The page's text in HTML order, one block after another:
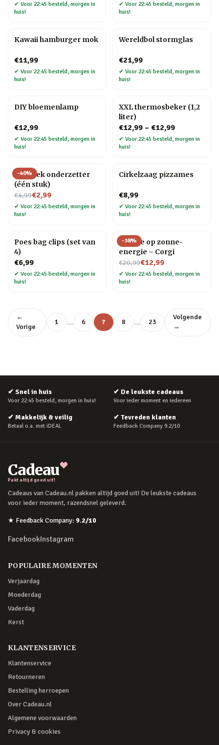
✔ Voor 22:45 besteld, morgen in
huis!
✔ Voor 22:45 besteld, morgen in
huis!
Kawaii hamburger mok
€11,99
✔ Voor 22:45 besteld, morgen in
huis!
Wereldbol stormglas
€21,99
✔ Voor 22:45 besteld, morgen in
huis!
DIY bloemenlamp
€12,99
✔ Voor 22:45 besteld, morgen in
huis!
XXL thermosbeker (1,2
liter)
€12,99 – €12,99
✔ Voor 22:45 besteld, morgen in
huis!
-40%
Mozaïek onderzetter
(één stuk)
€4,99
Nu voor€2,99
✔ Voor 22:45 besteld, morgen in
huis!
Cirkelzaag pizzames
€8,99
✔ Voor 22:45 besteld, morgen in
huis!
Poes bag clips (set van
4)
€6,99
✔ Voor 22:45 besteld, morgen in
huis!
-38%
Hondje op zonne-
energie – Corgi
€20,99
Nu voor€12,99
✔ Voor 22:45 besteld, morgen in
huis!
←
Vorige
1 … 6 7 8 … 23
Volgende
→
✔ Snel in huis
Voor 22:45 besteld, morgen in huis!
✔ De leukste cadeaus
Voor ieder moment en iedereen
✔ Makkelijk & veilig
Betaal o.a. met iDEAL
✔ Tevreden klanten
Feedback Company 9.2/10
Cadeau
Pakt altijd goed uit!
Cadeaus van Cadeau.nl pakken altijd goed uit! De leukste cadeaus
voor ieder moment, razendsnel geleverd.
★ Feedback Company: 9.2/10
FacebookInstagram
POPULAIRE MOMENTEN
Verjaardag
Moederdag
Vaderdag
Kerst
KLANTENSERVICE
Klantenservice
Retourneren
Bestelling herroepen
Over Cadeau.nl
Algemene voorwaarden
Privacy & cookies